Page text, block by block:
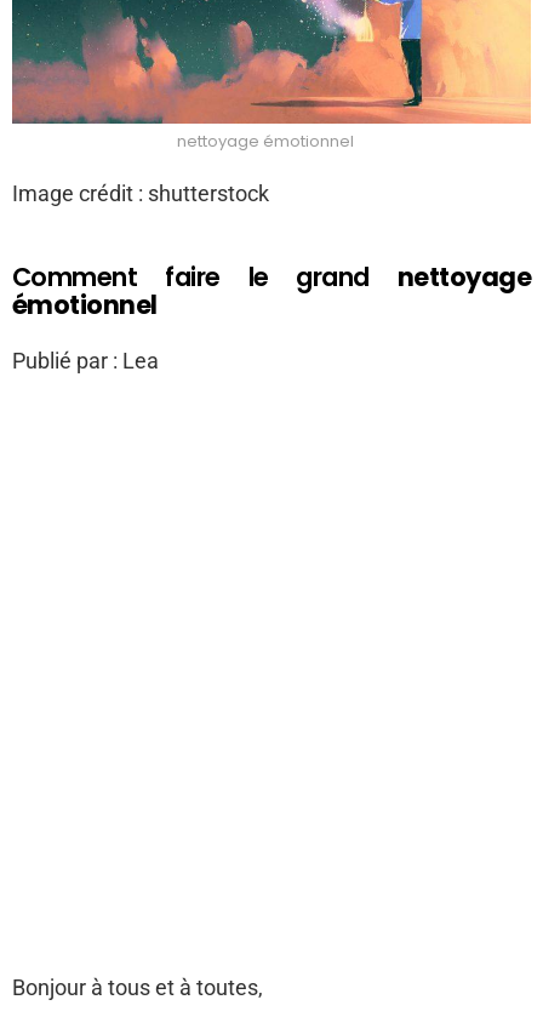
nettoyage émotionnel
Image crédit : shutterstock
Comment faire le grand nettoyage
émotionnel
Publié par : Lea
Bonjour à tous et à toutes,